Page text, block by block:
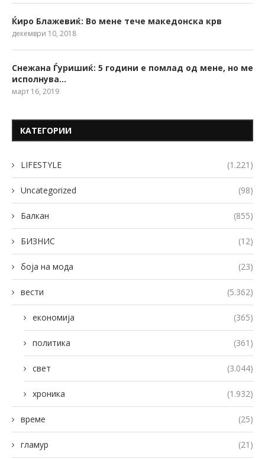
Ќиро Блажевиќ: Во мене тече македонска крв
декември 10, 2018
Снежана Ѓуришиќ: 5 години е помлад од мене, но ме
исполнува…
март 16, 2019
КАТЕГОРИИ
LIFESTYLE (1.221)
Uncategorized (98)
Балкан (855)
БИЗНИС (12)
боја на мода (23)
вести (5.362)
економија (365)
политика (361)
свет (3.044)
хроника (1.932)
време (25)
гламур (21)